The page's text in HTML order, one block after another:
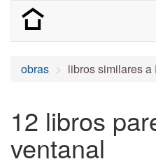
obras libros similares a
12 libros
ventanal